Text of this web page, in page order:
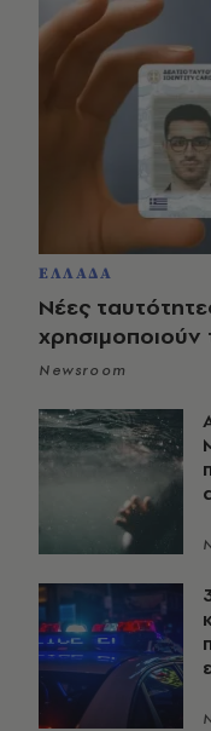
ΕΛΛΑΔΑ
Νέες
χρησιμοποιούν
Newsroom